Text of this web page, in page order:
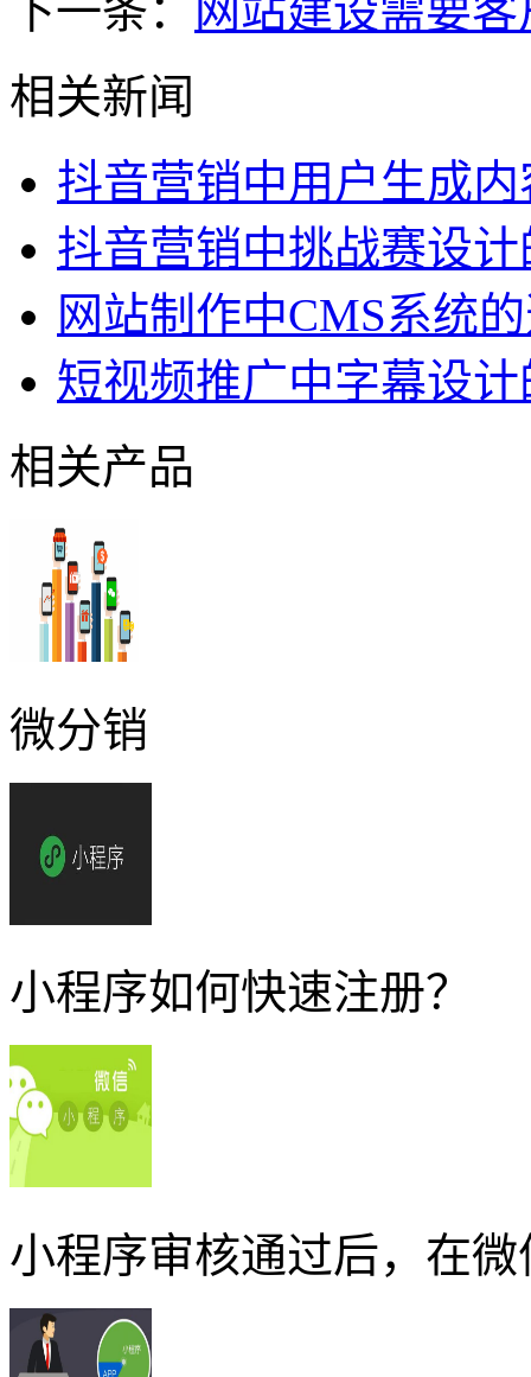
下一条：
网站建设需要
相关新闻
抖音营销中用户生成
抖音营销中挑战赛设
网站制作中CMS系统
短视频推广中字幕设
相关产品
微分销
小程序如何快速注册？
小程序审核通过后，在